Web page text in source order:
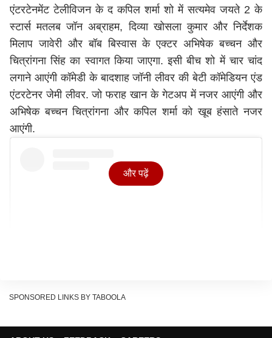
एंटरटेनमेंट टेलीविजन के द कपिल शर्मा शो में सत्यमेव जयते 2 के
स्टार्स मतलब जॉन अब्राहम, दिव्या खोसला कुमार और निर्देशक
मिलाप जावेरी और बॉब बिस्वास के एक्टर अभिषेक बच्चन और
चित्रांगना सिंह का स्वागत किया जाएगा. इसी बीच शो में चार चांद
लगाने आएंगी कॉमेडी के बादशाह जॉनी लीवर की बेटी कॉमेडियन एंड
एंटरटेनर जेमी लीवर. जो फराह खान के गेटअप में नजर आएंगी और
अभिषेक बच्चन चित्रांगना और कपिल शर्मा को खूब हंसाते नजर
आएंगी.
Instagram पर यह पोस्ट देखें
और पढ़ें
SPONSORED LINKS BY TABOOLA